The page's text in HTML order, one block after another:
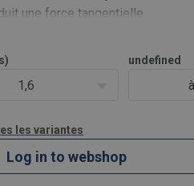
une force tangentielle
du corps du capteur provoque
micro rupteur intégré dans le
1,6
undefined
les variantes
Log in to webshop